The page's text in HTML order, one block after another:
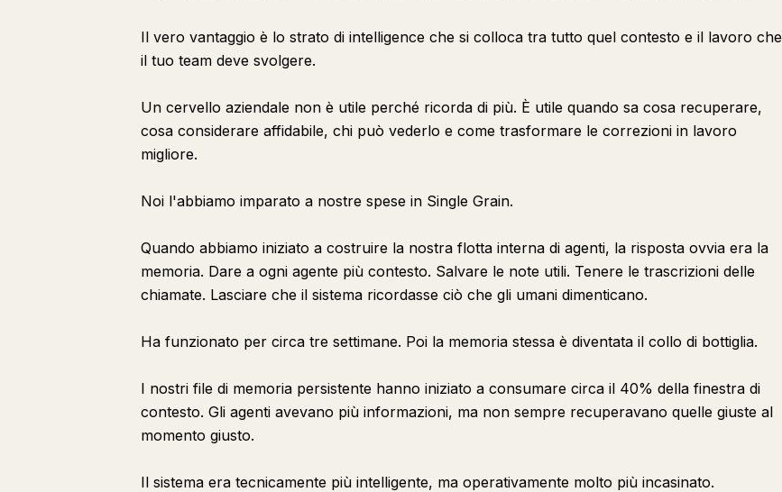
Il vero vantaggio è lo strato di intelligence che si colloca tra tutto quel contesto e il lavoro che
il tuo team deve svolgere.
Un cervello aziendale non è utile perché ricorda di più. È utile quando sa cosa recuperare,
cosa considerare affidabile, chi può vederlo e come trasformare le correzioni in lavoro
migliore.
Noi l'abbiamo imparato a nostre spese in Single Grain.
Quando abbiamo iniziato a costruire la nostra flotta interna di agenti, la risposta ovvia era la
memoria. Dare a ogni agente più contesto. Salvare le note utili. Tenere le trascrizioni delle
chiamate. Lasciare che il sistema ricordasse ciò che gli umani dimenticano.
Ha funzionato per circa tre settimane. Poi la memoria stessa è diventata il collo di bottiglia.
I nostri file di memoria persistente hanno iniziato a consumare circa il 40% della finestra di
contesto. Gli agenti avevano più informazioni, ma non sempre recuperavano quelle giuste al
momento giusto.
Il sistema era tecnicamente più intelligente, ma operativamente molto più incasinato.